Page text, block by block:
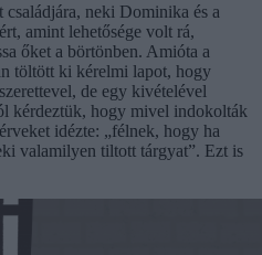
családjára, neki Dominika és a
amint lehetősége volt rá,
őket a börtönben. Amióta a
töltött ki kérelmi lapot, hogy
de egy kivételével
kérdeztük, hogy mivel indokolták
idézte: „félnek, hogy ha
valamilyen tiltott tárgyat”. Ezt is